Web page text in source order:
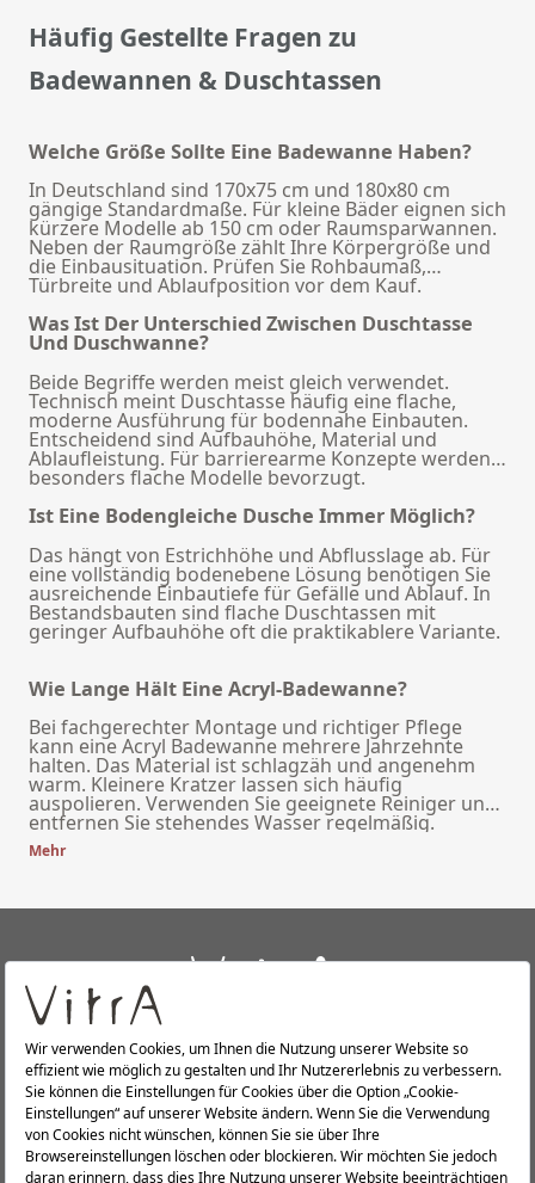
Häufig Gestellte Fragen zu
Badewannen & Duschtassen
Welche Größe Sollte Eine Badewanne Haben?
In Deutschland sind 170x75 cm und 180x80 cm
gängige Standardmaße. Für kleine Bäder eignen sich
kürzere Modelle ab 150 cm oder Raumsparwannen.
Neben der Raumgröße zählt Ihre Körpergröße und
die Einbausituation. Prüfen Sie Rohbaumaß,
Türbreite und Ablaufposition vor dem Kauf.
Was Ist Der Unterschied Zwischen Duschtasse
Und Duschwanne?
Beide Begriffe werden meist gleich verwendet.
Technisch meint Duschtasse häufig eine flache,
moderne Ausführung für bodennahe Einbauten.
Entscheidend sind Aufbauhöhe, Material und
Ablaufleistung. Für barrierearme Konzepte werden
besonders flache Modelle bevorzugt.
Ist Eine Bodengleiche Dusche Immer Möglich?
Das hängt von Estrichhöhe und Abflusslage ab. Für
eine vollständig bodenebene Lösung benötigen Sie
ausreichende Einbautiefe für Gefälle und Ablauf. In
Bestandsbauten sind flache Duschtassen mit
geringer Aufbauhöhe oft die praktikablere Variante.
Wie Lange Hält Eine Acryl-Badewanne?
Bei fachgerechter Montage und richtiger Pflege
kann eine Acryl Badewanne mehrere Jahrzehnte
halten. Das Material ist schlagzäh und angenehm
warm. Kleinere Kratzer lassen sich häufig
auspolieren. Verwenden Sie geeignete Reiniger und
entfernen Sie stehendes Wasser regelmäßig.
Mehr
ÜBER UNS